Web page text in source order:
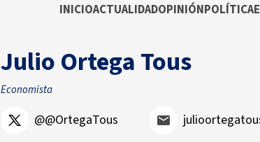
INICIOACTUALIDADOPINIÓNPOLÍTICA
Julio Ortega Tous
Economista
@@OrtegaTous